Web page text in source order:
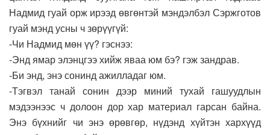
Надмид гуай орж ирээд өвгөнтэй мэндэлбэл Сэржготов
гуай мэнд усны ч зөрүүгүй:
-Чи Надмид мөн үү? гэснээ:
-Энд ямар элэнцгээ хийж яваа юм бэ? гэж зандрав.
-Би энд, энэ сонинд ажилладаг юм.
-Тэгвэл танай сонин дээр миний тухай гашуудлын
мэдээнээс ч долоон дор хар материал гарсан байна.
Энэ бүхнийг чи энэ өрөвгөр, нүдэнд хүйтэн хархүүд